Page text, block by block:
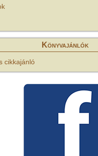
Könyvajánlók
cikkajánló